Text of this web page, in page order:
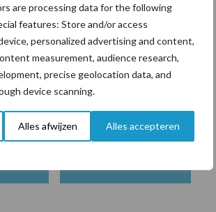
are processing data for the following
features: Store and/or access
personalized advertising and content,
measurement, audience research,
precise geolocation data, and
device scanning.
Alles afwijzen Alles accepteren
Bemesting Fokkerij
Bijproducten